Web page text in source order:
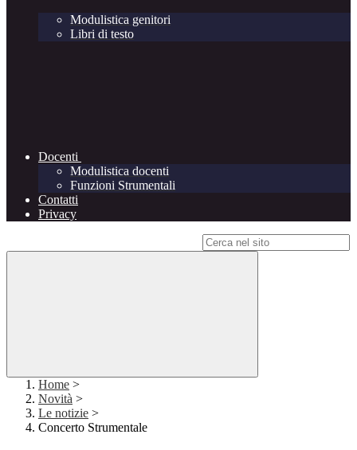
Modulistica genitori
Libri di testo
Docenti
Modulistica docenti
Funzioni Strumentali
Contatti
Privacy
Home >
Novità >
Le notizie >
Concerto Strumentale